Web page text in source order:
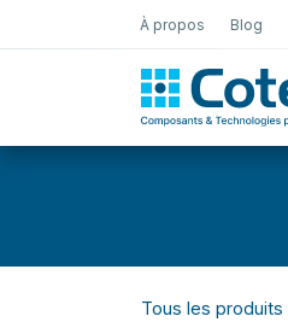
À propos Blog
Tous les produits